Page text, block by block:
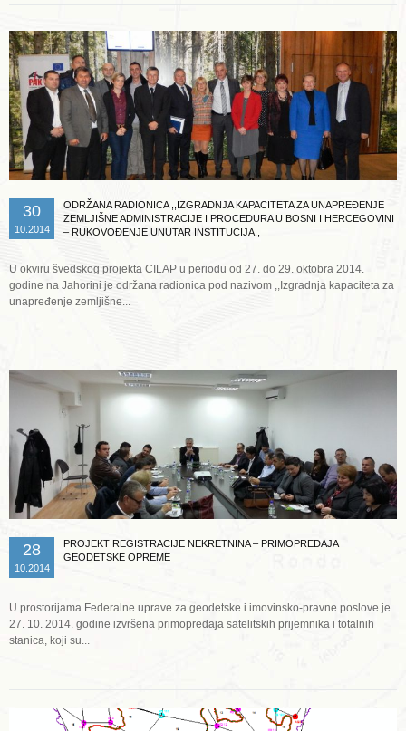
30
10.2014
ODRŽANA RADIONICA ,,IZGRADNJA KAPACITETA ZA UNAPREĐENJE
ZEMLJIŠNE ADMINISTRACIJE I PROCEDURA U BOSNI I HERCEGOVINI
– RUKOVOĐENJE UNUTAR INSTITUCIJA,,
U okviru švedskog projekta CILAP u periodu od 27. do 29. oktobra 2014.
godine na Jahorini je održana radionica pod nazivom ,,Izgradnja kapaciteta za
unapređenje zemljišne...
28
10.2014
PROJEKT REGISTRACIJE NEKRETNINA – PRIMOPREDAJA
GEODETSKE OPREME
U prostorijama Federalne uprave za geodetske i imovinsko-pravne poslove je
27. 10. 2014. godine izvršena primopredaja satelitskih prijemnika i totalnih
stanica, koji su...